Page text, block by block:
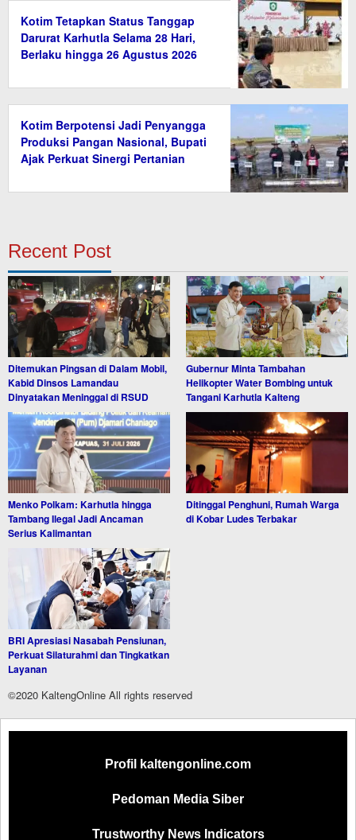
Kotim Tetapkan Status Tanggap
Darurat Karhutla Selama 28 Hari,
Berlaku hingga 26 Agustus 2026
Kotim Berpotensi Jadi Penyangga
Produksi Pangan Nasional, Bupati
Ajak Perkuat Sinergi Pertanian
Recent Post
Ditemukan Pingsan di Dalam Mobil,
Kabid Dinsos Lamandau
Dinyatakan Meninggal di RSUD
Gubernur Minta Tambahan
Helikopter Water Bombing untuk
Tangani Karhutla Kalteng
Menko Polkam: Karhutla hingga
Tambang Ilegal Jadi Ancaman
Serius Kalimantan
Ditinggal Penghuni, Rumah Warga
di Kobar Ludes Terbakar
BRI Apresiasi Nasabah Pensiunan,
Perkuat Silaturahmi dan Tingkatkan
Layanan
©2020 KaltengOnline All rights reserved
Profil kaltengonline.com
Pedoman Media Siber
Trustworthy News Indicators